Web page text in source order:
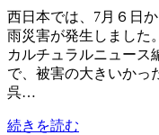
西日本では、7月６日
雨災害が発生しました。
カルチュラルニュース
で、被害の大きいかっ
呉…
続きを読む